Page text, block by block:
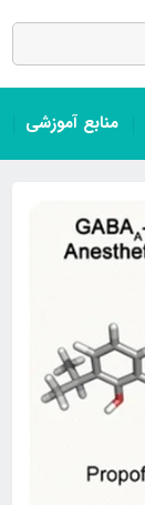
منابع آموزشی